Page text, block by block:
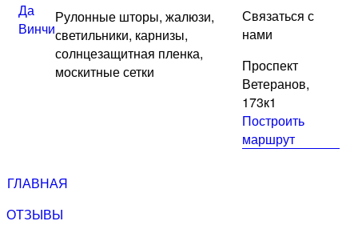
Да
Винчи
Рулонные шторы, жалюзи,
светильники, карнизы,
солнцезащитная пленка,
москитные сетки
Связаться с
нами
Проспект
Ветеранов,
173к1
Построить
маршрут
ГЛАВНАЯ
ОТЗЫВЫ